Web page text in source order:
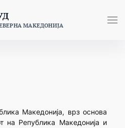
МАКЕДОНИЈА
Македонија, врз основа
на Република Македонија и